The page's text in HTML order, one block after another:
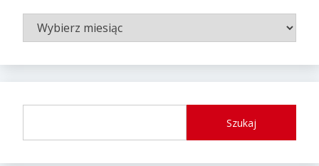
ARCHIWUM
WPISÓW
Szukaj